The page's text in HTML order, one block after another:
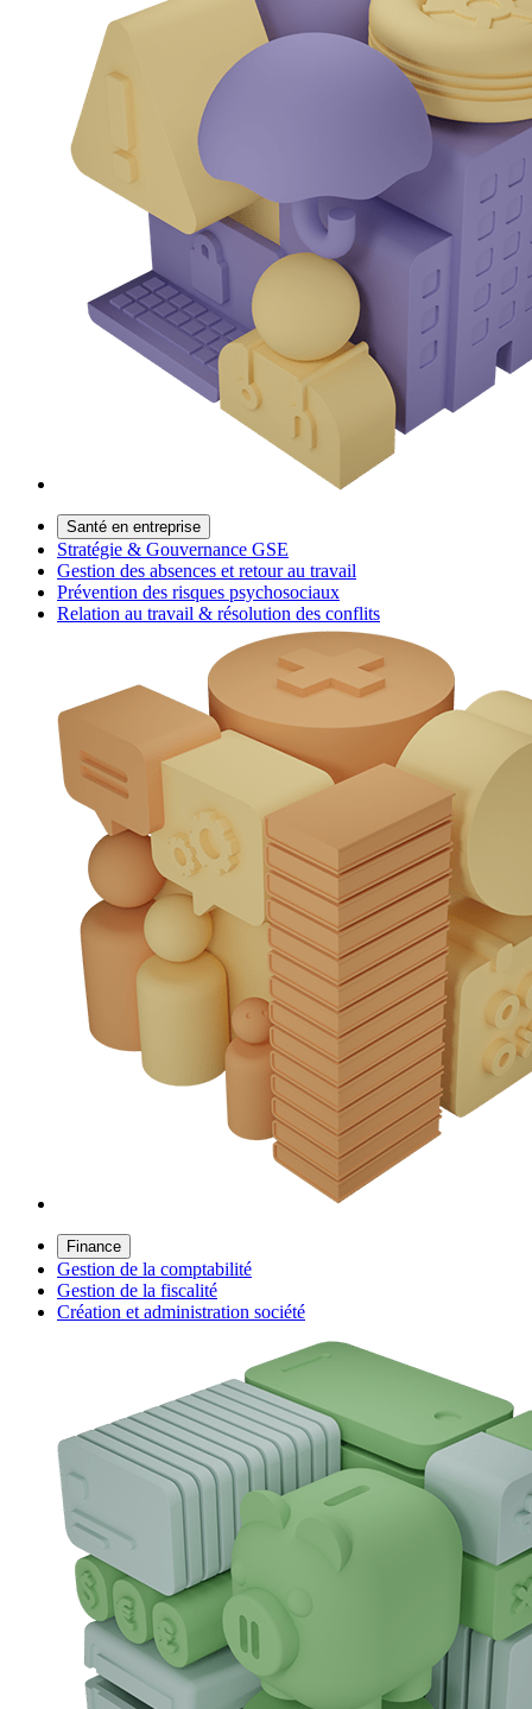
Santé en entreprise
Stratégie & Gouvernance GSE
Gestion des absences et retour au travail
Prévention des risques psychosociaux
Relation au travail & résolution des conflits
Finance
Gestion de la comptabilité
Gestion de la fiscalité
Création et administration société